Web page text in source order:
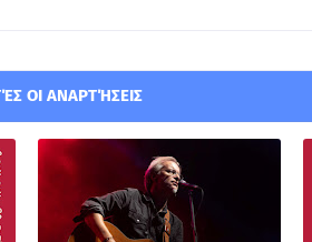
ΟΙ ΑΝΑΡΤΉΣΕΙΣ